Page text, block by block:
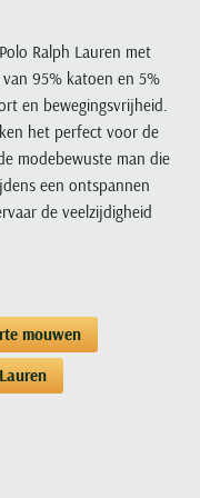
Ralph Lauren met
95% katoen en 5%
en bewegingsvrijheid.
het perfect voor de
modebewuste man die
een ontspannen
de veelzijdigheid
mouwen